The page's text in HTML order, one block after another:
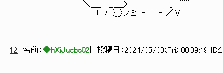
＼＿_＼__＿_>､ _／¨¨゛
∟/ }__〉ノ≧=‐- -‐ ／∨
12 名前： ◆hXiJucbo02 ] 投稿日： 2024/05/03(Fri) 00:39:19